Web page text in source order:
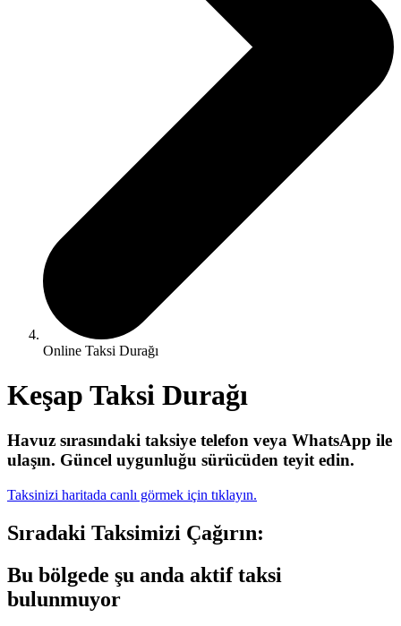
Online Taksi Durağı
Keşap Taksi Durağı
Havuz sırasındaki taksiye telefon veya WhatsApp ile
ulaşın. Güncel uygunluğu sürücüden teyit edin.
Taksinizi haritada canlı görmek için tıklayın.
Sıradaki Taksimizi Çağırın:
Bu bölgede şu anda aktif taksi
bulunmuyor